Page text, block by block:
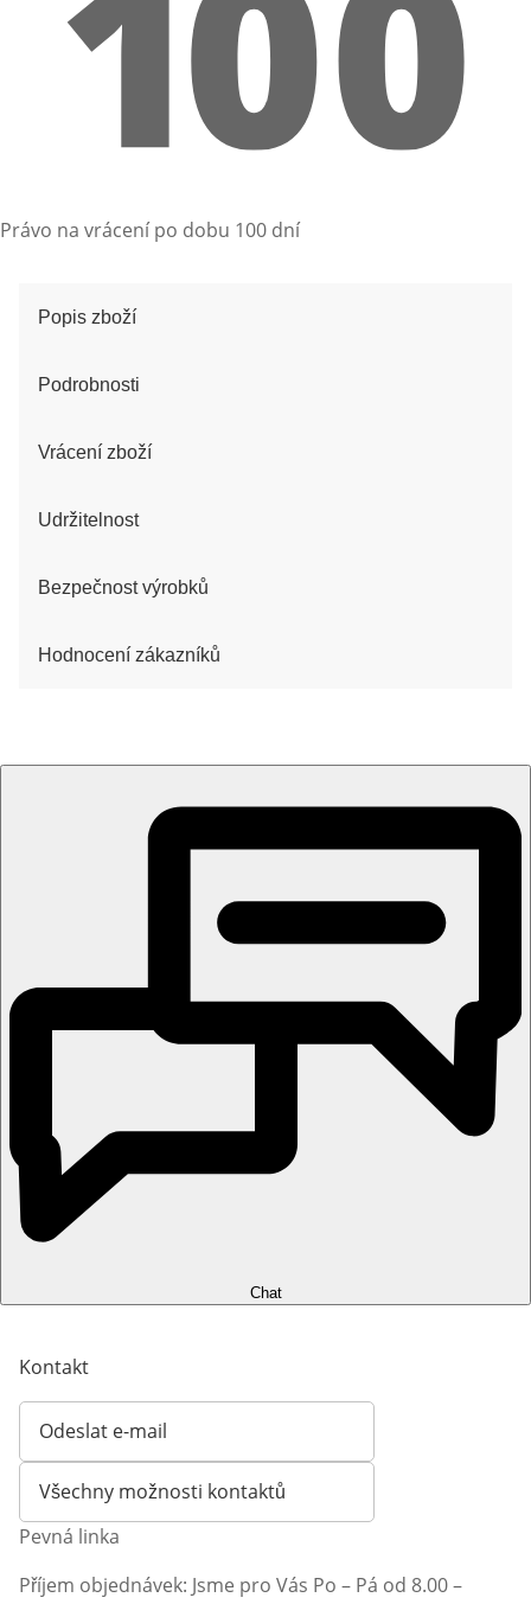
Právo na vrácení po dobu 100 dní
Popis zboží
Podrobnosti
Vrácení zboží
Udržitelnost
Bezpečnost výrobků
Hodnocení zákazníků
Chat
Kontakt
Odeslat e-mail
Otevírá e-mailového klienta
Všechny možnosti kontaktů
Pevná linka
Příjem objednávek: Jsme pro Vás Po – Pá od 8.00 –